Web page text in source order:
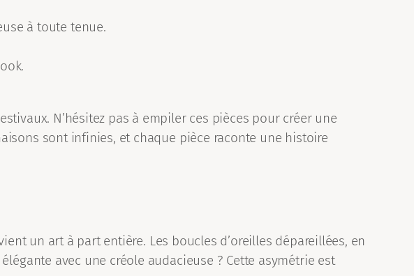
à toute tenue.
N’hésitez pas à empiler ces pièces pour créer une
sont infinies, et chaque pièce raconte une histoire
un art à part entière. Les boucles d’oreilles dépareillées, en
avec une créole audacieuse ? Cette asymétrie est